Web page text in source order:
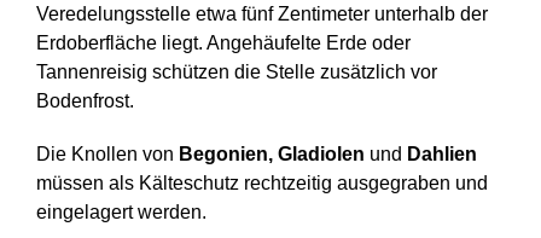
Veredelungsstelle etwa fünf Zentimeter unterhalb der
Erdoberfläche liegt. Angehäufelte Erde oder
Tannenreisig schützen die Stelle zusätzlich vor
Bodenfrost.
Die Knollen von Begonien, Gladiolen und Dahlien
müssen als Kälteschutz rechtzeitig ausgegraben und
eingelagert werden.